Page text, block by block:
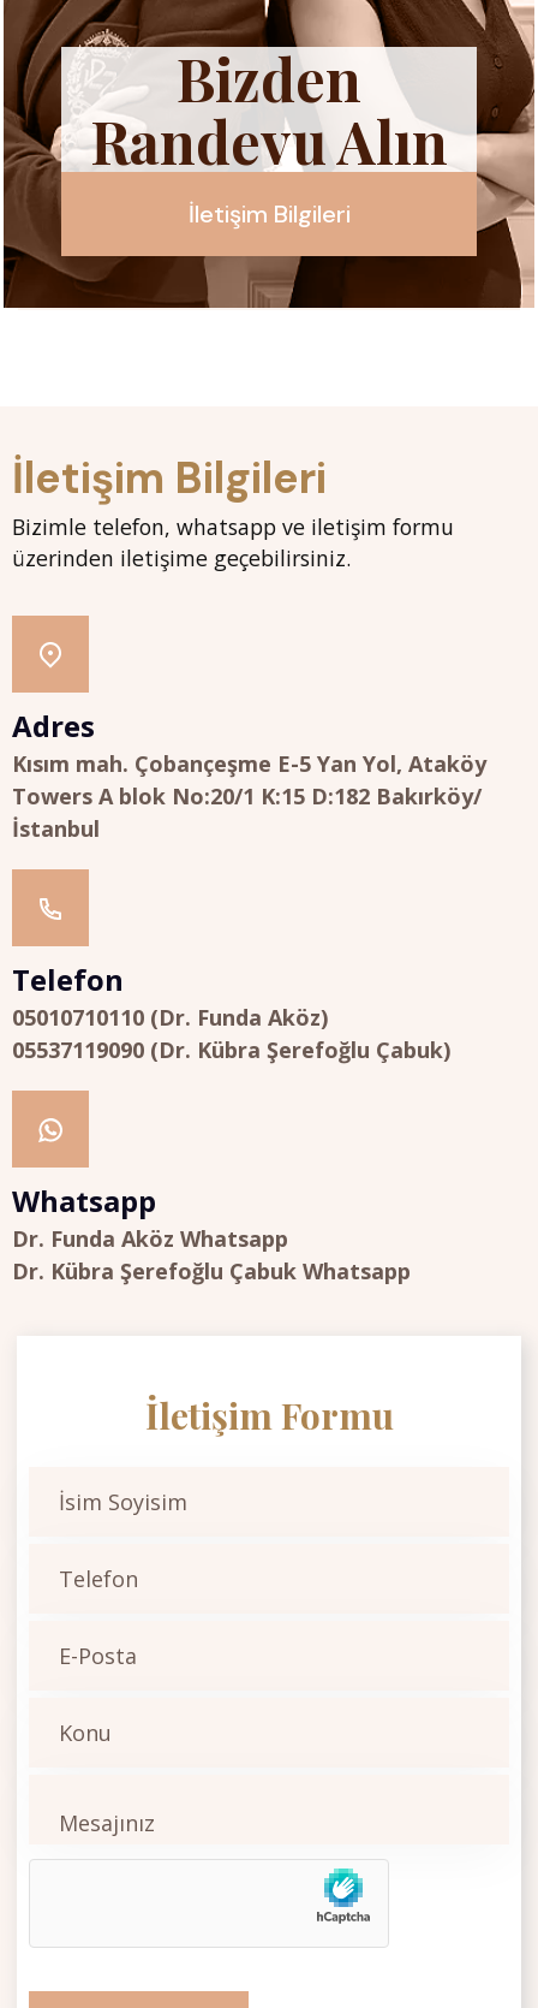
Bizden
Randevu Alın
İletişim Bilgileri
İletişim Bilgileri
Bizimle telefon, whatsapp ve iletişim formu
üzerinden iletişime geçebilirsiniz.
Adres
Kısım mah. Çobançeşme E-5 Yan Yol, Ataköy
Towers A blok No:20/1 K:15 D:182 Bakırköy/
İstanbul
Telefon
05010710110 (Dr. Funda Aköz)
05537119090 (Dr. Kübra Şerefoğlu Çabuk)
Whatsapp
Dr. Funda Aköz Whatsapp
Dr. Kübra Şerefoğlu Çabuk Whatsapp
İletişim Formu